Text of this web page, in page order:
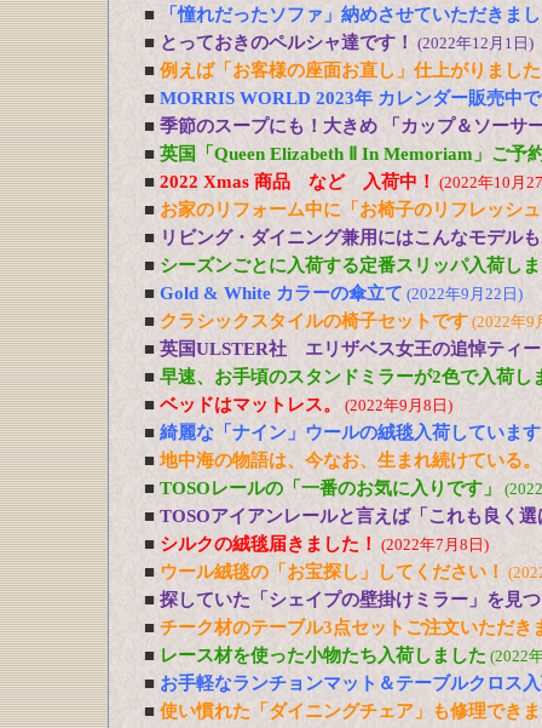
■
「憧れだったソファ」納めさせていただきま
■ とっておきのペルシャ達です！ (2022年12月1日)
■ 例えば「お客様の座面お直し」仕上がりました
■ MORRIS WORLD 2023年 カレンダー販売中
■ 季節のスープにも！大きめ 「カップ＆ソーサ
■ 英国「Queen Elizabeth Ⅱ In Memoriam」ご予
■ 2022 Xmas 商品 など 入荷中！ (2022年10月
■ お家のリフォーム中に「お椅子のリフレッシ
■ リビング・ダイニング兼用にはこんなモデルも
■ シーズンごとに入荷する定番スリッパ入荷し
■ Gold & White カラーの傘立て (2022年9月22日)
■ クラシックスタイルの椅子セットです (2022年9
■ 英国ULSTER社 エリザベス女王の追悼ティ
■ 早速、お手頃のスタンドミラーが2色で入荷し
■ ベッドはマットレス。 (2022年9月8日)
■ 綺麗な「ナイン」ウールの絨毯入荷しています
■ 地中海の物語は、今なお、生まれ続けている
■ TOSOレールの「一番のお気に入りです」
■ TOSOアイアンレールと言えば「これも良く
■ シルクの絨毯届きました！ (2022年7月8日)
■ ウール絨毯の「お宝探し」してください！
■ 探していた「シェイプの壁掛けミラー」を見
■ チーク材のテーブル3点セットご注文いただき
■ レース材を使った小物たち入荷しました (2022
■ お手軽なランチョンマット＆テーブルクロス
■ 使い慣れた「ダイニングチェア」も修理でき